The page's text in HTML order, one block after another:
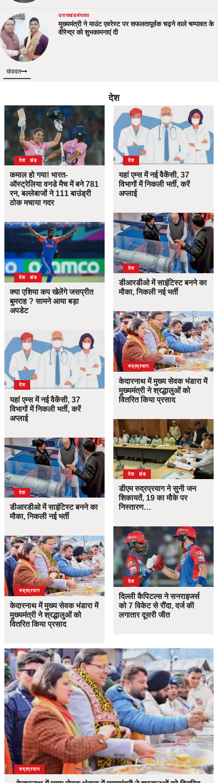
उत्तराखंडचंपावत
मुख्यमंत्री ने माउंट एवरेस्ट पर सफलतापूर्वक चढ़ने वाले चम्पावत के
वीरेन्द्र को शुभकामनाएं दी
चंपावत
देश
उत्तराखंड
देश
कमाल हो गया! भारत-
ऑस्ट्रेलिया वनडे मैच में बने 781
रन, बल्लेबाजों ने 111 बाउंड्री
ठोक मचाया गदर
उत्तराखंड
देश
क्या एशिया कप खेलेंगे जसप्रीत
बुमराह ? सामने आया बड़ा
अपडेट
देश
यहां एम्स में नई वैकेंसी, 37
विभागों में निकली भर्ती, करें
अप्लाई
देश
डीआरडीओ में साइंटिस्ट बनने का
मौका, निकली नई भर्ती
उत्तराखंड
देश
रुद्रप्रयाग
केदारनाथ में मुख्य सेवक भंडारा में
मुख्यमंत्री ने श्रद्धालुओं को
वितरित किया प्रसाद
देश
यहां एम्स में नई वैकेंसी, 37
विभागों में निकली भर्ती, करें
अप्लाई
देश
डीआरडीओ में साइंटिस्ट बनने का
मौका, निकली नई भर्ती
उत्तराखंड
देश
रुद्रप्रयाग
केदारनाथ में मुख्य सेवक भंडारा में
मुख्यमंत्री ने श्रद्धालुओं को
वितरित किया प्रसाद
उत्तराखंड
देश
डीएम रुद्रप्रयाग ने सुनी जन
शिकायतें, 19 का मौके पर
निस्तारण…
देश
दिल्ली कैपिटल्स ने सनराइजर्स
को 7 विकेट से रौंदा, दर्ज की
लगातार दूसरी जीत
उत्तराखंड
देश
रुद्रप्रयाग